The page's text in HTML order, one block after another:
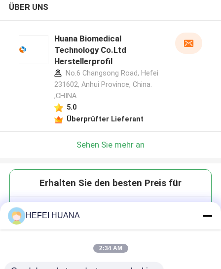
ÜBER UNS
Huana Biomedical
Technology Co.Ltd
Herstellerprofil
No.6 Changsong Road, Hefei
231602, Anhui Province, China.
,CHINA
5.0
Überprüfter Lieferant
Sehen Sie mehr an
Erhalten Sie den besten Preis für
HEFEI HUANA
2:34 AM